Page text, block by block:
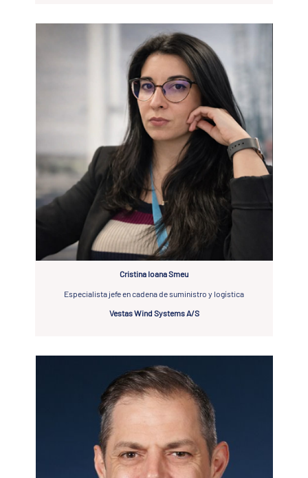
Cristina Ioana Smeu
Especialista jefe en cadena de suministro y logística
Vestas Wind Systems A/S